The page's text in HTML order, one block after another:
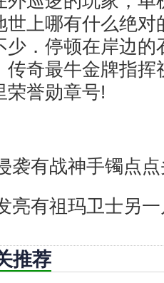
世上哪有什么绝对
少．停顿在岸边的
传奇最牛金牌指挥
荣誉勋章号!
袭有战神手镯点
亮有祖玛卫士另
推荐